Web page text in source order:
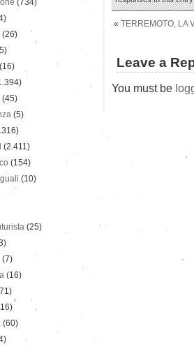
« TERREMOTO, LA
Leave a
You must be
(734)
(26)
(16)
(45)
(5)
(2.411)
(154)
(10)
(25)
(7)
(16)
(60)